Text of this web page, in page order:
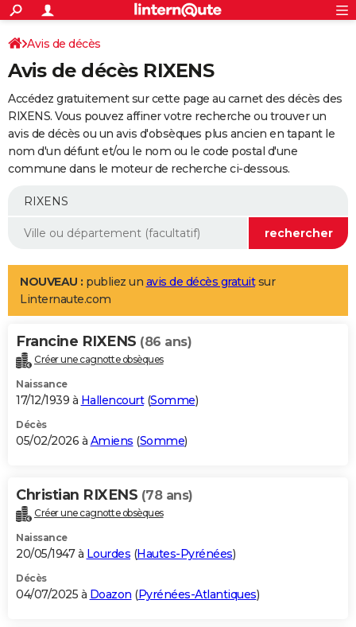
ACTUALITÉS
Politique
Société
Faits Divers
Education
Monde
Villes
+
SPORT
Coupe du monde 2026
Football
Tennis
Cyclisme
Rugby
Forum
Programme TV
TNT
Streaming
Cinéma
Sorties cinéma
Musique
+
FINANCE
Retraite
Epargne
Immobilier
Risques naturels par ville
Banque
Assurance
AUTO
Essais
Réserver un essai
Citadines
Berlines
SUV
Forum auto
+
Mobiles
Meilleur smartphone
Internet
Ordinateurs
Jeux vidéo
Guide high-tech
Aménagement intérieur
LIFESTYLE
Art de vivre
Bien-être
Loisirs
Mode
Modes de vie
Alimentation
Guide de la santé
Maladies
Médicaments
Sommeil
VOYAGE
Destinations
City break
Voyage nature
Voyage de noces
Forum
Climat
+PHOTO
GUIDES D'ACHAT
BONS PLANS
Carte de Noël
Carte Bonne année
Carte Saint-Valentin
Carte Pâques
Carte d'anniversaire
DICTIONNAIRE
Dictionnaire
Biographies
Citations
Expressions
Proverbes
PROGRAMME TV
S'inscrire
Se connecter
Lycées
Collèges
Primaires
Universités
Entreprises
Service militaire
Avis de recherche
AVIS DE DÉCÈS
Avis de décès
Avis de décès RIXENS
Accédez gratuitement sur cette page au carnet des décès des
RIXENS. Vous pouvez affiner votre recherche ou trouver un
avis de décès ou un avis d'obsèques plus ancien en tapant le
nom d'un défunt et/ou le nom ou le code postal d'une
commune dans le moteur de recherche ci-dessous.
NOUVEAU : publiez un avis de décès gratuitsur
Linternaute.com
Francine RIXENS (86 ans)
Créer une cagnotte obsèques
Naissance
17/12/1939 à Hallencourt(Somme)
Décès
05/02/2026 à Amiens (Somme)
Christian RIXENS (78 ans)
Créer une cagnotte obsèques
Naissance
20/05/1947 à Lourdes (Hautes-Pyrénées)
Décès
04/07/2025 à Doazon (Pyrénées-Atlantiques)